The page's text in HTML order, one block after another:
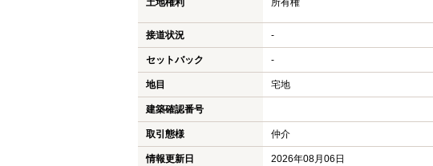
土地権利 所有権
接道状況 -
セットバック -
地目 宅地
建築確認番号
取引態様 仲介
情報更新日 2026年08月06日